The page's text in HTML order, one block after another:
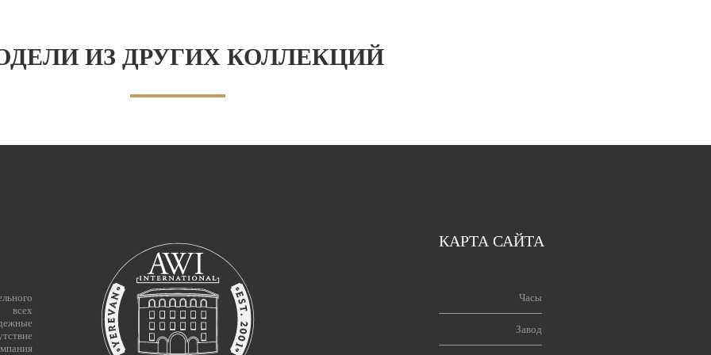
ИЗ ДРУГИХ КОЛЛЕКЦИЙ
всех
КАРТА САЙТА
Часы
Завод